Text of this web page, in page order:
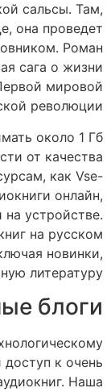
сальсы. Там,
она проведет
Роман
сага о жизни
мировой
революции.
около 1 Гб
от качества
как Vse-
онлайн,
устройстве.
на русском
новинки,
литературу.
блоги
доступ к очень
Наша